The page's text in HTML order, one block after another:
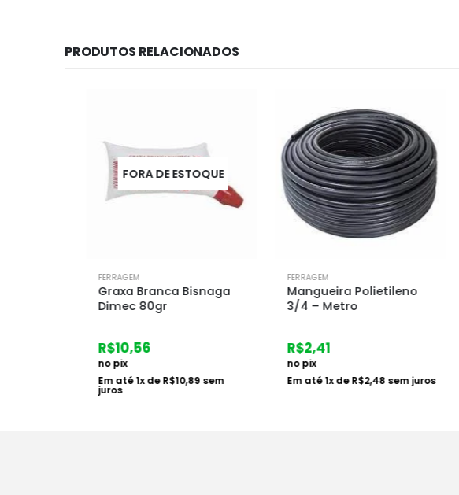
PRODUTOS RELACIONADOS
FORA DE ESTOQUE
FERRAGEM
Graxa Branca Bisnaga
Dimec 80gr
10,56
no pix
Em até1x deR$10,89sem
juros
FERRAGEM
Mangueira Polietileno
3/4 – Metro
2,41
no pix
Em até1x deR$2,48sem juros